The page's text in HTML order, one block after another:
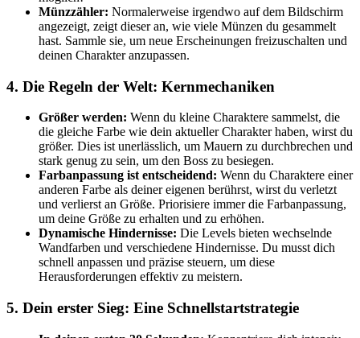
Münzzähler: Normalerweise irgendwo auf dem Bildschirm
angezeigt, zeigt dieser an, wie viele Münzen du gesammelt
hast. Sammle sie, um neue Erscheinungen freizuschalten und
deinen Charakter anzupassen.
4. Die Regeln der Welt: Kernmechaniken
Größer werden: Wenn du kleine Charaktere sammelst, die
die gleiche Farbe wie dein aktueller Charakter haben, wirst du
größer. Dies ist unerlässlich, um Mauern zu durchbrechen und
stark genug zu sein, um den Boss zu besiegen.
Farbanpassung ist entscheidend: Wenn du Charaktere einer
anderen Farbe als deiner eigenen berührst, wirst du verletzt
und verlierst an Größe. Priorisiere immer die Farbanpassung,
um deine Größe zu erhalten und zu erhöhen.
Dynamische Hindernisse: Die Levels bieten wechselnde
Wandfarben und verschiedene Hindernisse. Du musst dich
schnell anpassen und präzise steuern, um diese
Herausforderungen effektiv zu meistern.
5. Dein erster Sieg: Eine Schnellstartstrategie